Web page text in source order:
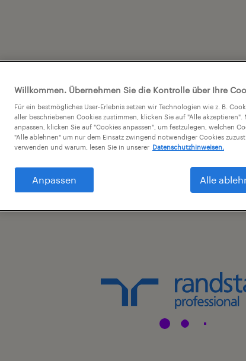
Willkommen. Übernehmen Sie die Kontrolle über Ihre
Für ein bestmögliches User-Erlebnis setzen wir Technologien wie z. B.
aller beschriebenen Cookies zustimmen, klicken Sie auf "Alle
anpassen, klicken Sie auf "Cookies anpassen", um festzulegen, welchen
"Alle ablehnen" um nur dem Einsatz zwingend notwendiger Cookies
verwenden und warum, lesen Sie in unserer Datenschutzhinweisen.
Anpassen Alle